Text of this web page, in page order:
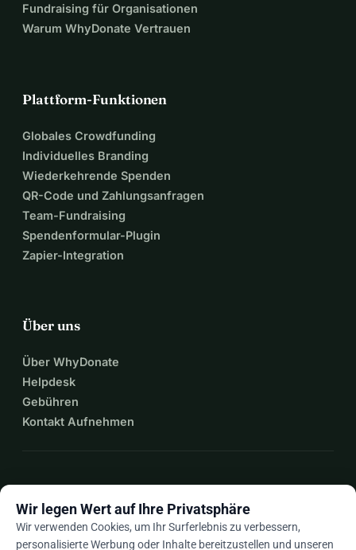
Fundraising für Organisationen
Warum WhyDonate Vertrauen
Plattform-Funktionen
Globales Crowdfunding
Individuelles Branding
Wiederkehrende Spenden
QR-Code und Zahlungsanfragen
Team-Fundraising
Spendenformular-Plugin
Zapier-Integration
Über uns
Über WhyDonate
Helpdesk
Gebühren
Kontakt Aufnehmen
Wir legen Wert auf Ihre Privatsphäre
Wir verwenden Cookies, um Ihr Surferlebnis zu verbessern,
personalisierte Werbung oder Inhalte bereitzustellen und unseren